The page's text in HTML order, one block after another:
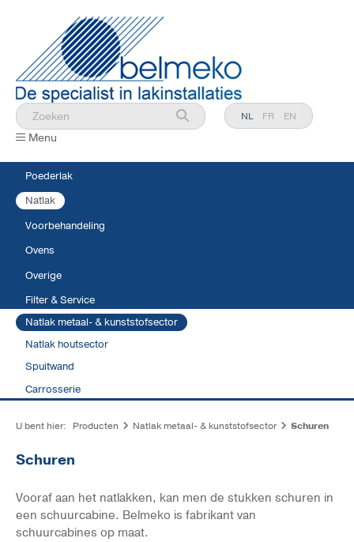
NL FR EN
Menu
Poederlak
Natlak
Voorbehandeling
Ovens
Overige
Filter & Service
Natlak metaal- & kunststofsector
Natlak houtsector
Spuitwand
Carrosserie
U bent hier: Producten Natlak metaal- & kunststofsector Schuren
Schuren
Vooraf aan het natlakken, kan men de stukken schuren in
een schuurcabine. Belmeko is fabrikant van
schuurcabines op maat.